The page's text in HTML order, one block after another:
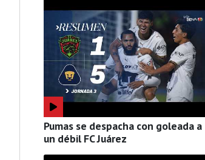
Pumas se despacha con goleada a
un débil FC Juárez